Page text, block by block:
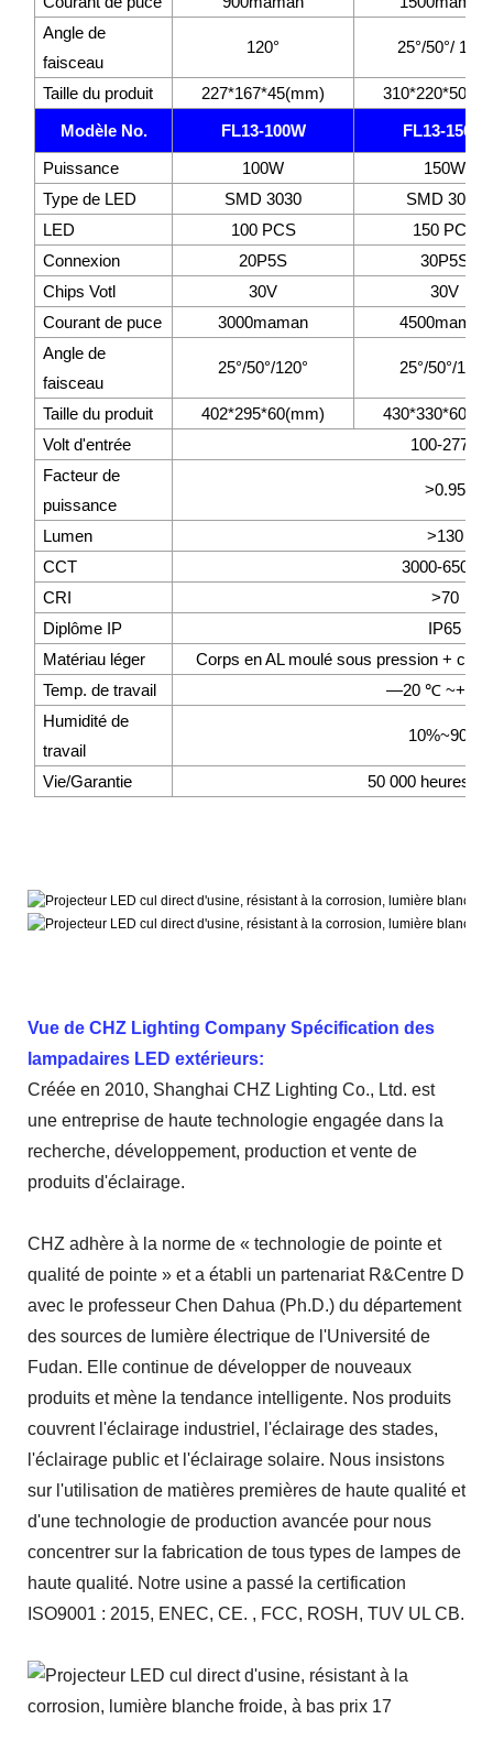
Angle de
faisceau
120° 25°/50°/ 120°
Taille du produit 227*167*45(mm)
Modèle No.
FL13-100W
FL13-150W
Puissance
100W
150W
Type de LED
SMD 3030
SMD 3030
LED
100 PCS
150 PCS
Connexion
20P5S
30P5S
Chips Votl
30V
30V
Courant de puce
3000maman
4500maman
Angle de
faisceau
25°/50°/120° 25°/50°/120°
Taille du produit 402*295*60(mm)
Volt d'entrée
100-277V
Facteur de
puissance
>0.95
Lumen
>130
CCT
3000-6500K
CRI
>70
Diplôme IP
IP65
Matériau léger
Corps en AL moulé sous pression +
Temp. de travail
—20 ℃ ~+60
Humidité de
travail
10%~90%
Vie/Garantie 50 000 heures /
Vue de CHZ Lighting Company Spécification des
lampadaires LED extérieurs:
Créée en 2010, Shanghai CHZ Lighting Co., Ltd. est
une entreprise de haute technologie engagée dans la
recherche, développement, production et vente de
produits d'éclairage.
CHZ adhère à la norme de « technologie de pointe et
qualité de pointe » et a établi un partenariat R&Centre D
avec le professeur Chen Dahua (Ph.D.) du département
des sources de lumière électrique de l'Université de
Fudan. Elle continue de développer de nouveaux
produits et mène la tendance intelligente. Nos produits
couvrent l'éclairage industriel, l'éclairage des stades,
l'éclairage public et l'éclairage solaire. Nous insistons
sur l'utilisation de matières premières de haute qualité et
d'une technologie de production avancée pour nous
concentrer sur la fabrication de tous types de lampes de
haute qualité. Notre usine a passé la certification
ISO9001 : 2015, ENEC, CE. , FCC, ROSH, TUV UL CB.